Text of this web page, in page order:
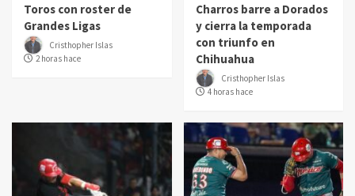
Toros con roster de
Grandes Ligas
Cristhopher Islas
2 horas hace
Charros barre a Dorados
y cierra la temporada
con triunfo en
Chihuahua
Cristhopher Islas
4 horas hace